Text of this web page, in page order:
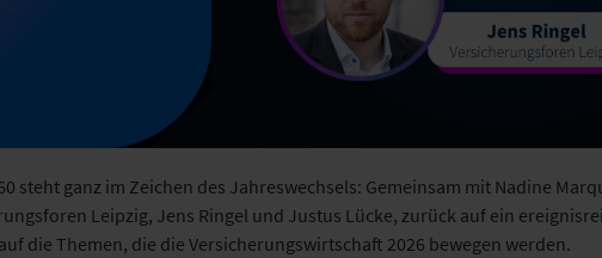
steht ganz im Zeichen des Jahreswechsels: Gemeinsam mit Nadine
Leipzig, Jens Ringel und Justus Lücke, zurück auf ein
die Themen, die die Versicherungswirtschaft 2026 bewegen werden.